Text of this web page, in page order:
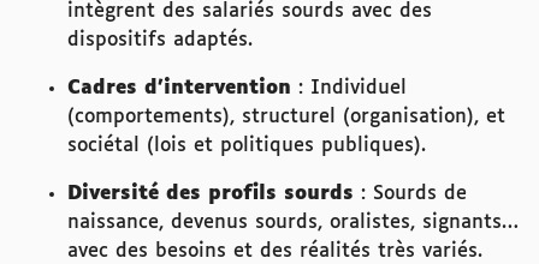
intègrent des salariés sourds avec des
dispositifs adaptés.
Cadres d’intervention : Individuel
(comportements), structurel (organisation), et
sociétal (lois et politiques publiques).
Diversité des profils sourds : Sourds de
naissance, devenus sourds, oralistes, signants…
avec des besoins et des réalités très variés.